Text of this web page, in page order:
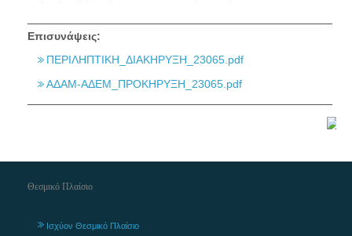
Επισυνάψεις:
ΠΕΡΙΛΗΠΤΙΚΗ_ΔΙΑΚΗΡΥΞΗ_23065.pdf
ΑΔΑΜ-ΑΔΕΜ_ΠΡΟΚΗΡΥΞΗ_23065.pdf
Θεσμικό Πλαίσιο
Ισχύον Θεσμικό Πλαίσιο